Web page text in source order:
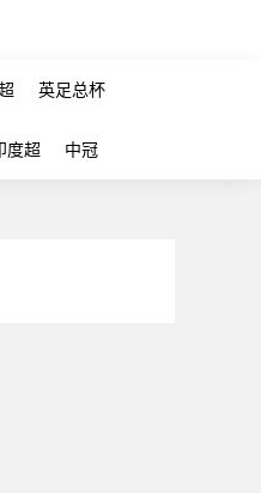
英足总杯
度超 中冠